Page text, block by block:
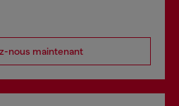
nous maintenant